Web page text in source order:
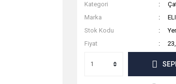
Kategori
Marka
Stok Kodu
Fiyat